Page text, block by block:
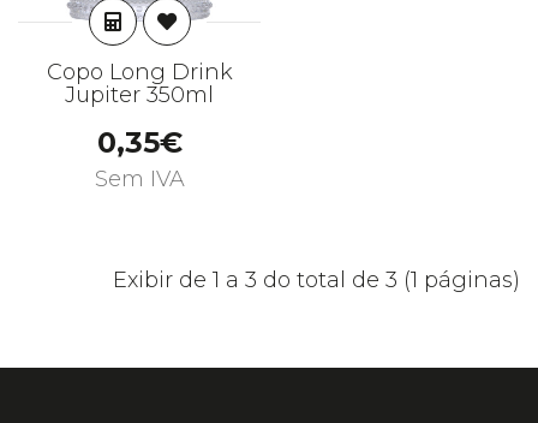
ADICIONAR
Copo Long Drink
Jupiter 350ml
0,35€
Sem IVA
Exibir de 1 a 3 do total de 3 (1 páginas)